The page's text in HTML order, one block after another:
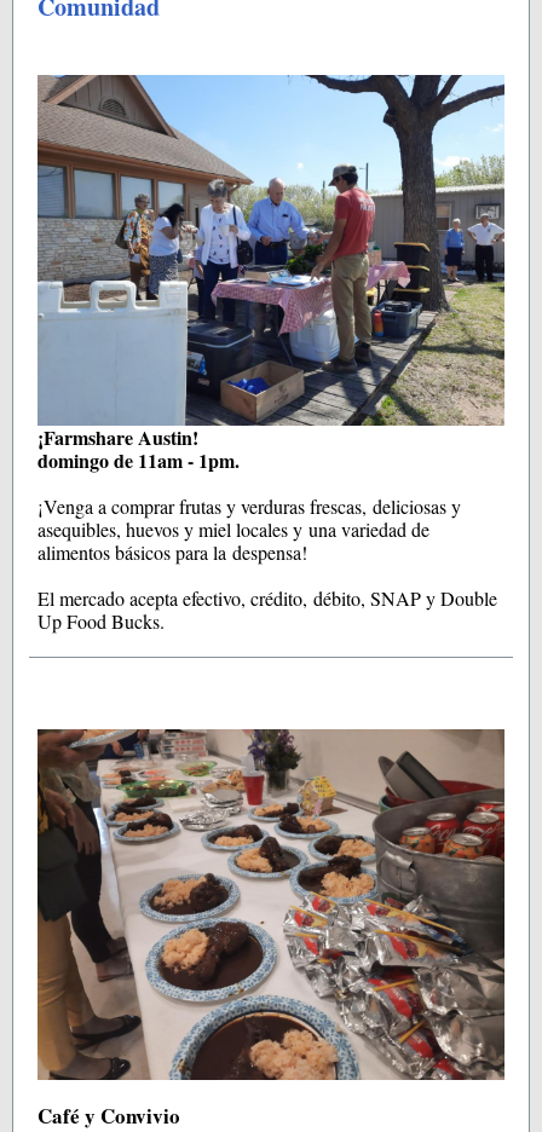
¡Farmshare Austin!
domingo de 11am - 1pm.
¡Venga a comprar frutas y verduras frescas, deliciosas y
asequibles, huevos y miel locales y una variedad de
alimentos básicos para la despensa!
El mercado acepta efectivo, crédito, débito, SNAP y Double
Up Food Bucks.
Café y Convivio